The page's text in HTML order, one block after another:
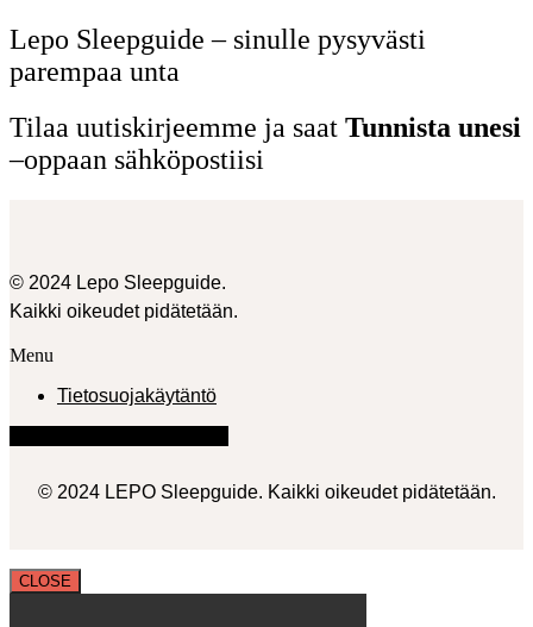
Lepo Sleepguide – sinulle pysyvästi
parempaa unta
Tilaa uutiskirjeemme ja saat Tunnista unesi
–oppaan sähköpostiisi
© 2024 Lepo Sleepguide.
Kaikki oikeudet pidätetään.
Menu
Tietosuojakäytäntö
© 2024 LEPO Sleepguide. Kaikki oikeudet pidätetään.
CLOSE